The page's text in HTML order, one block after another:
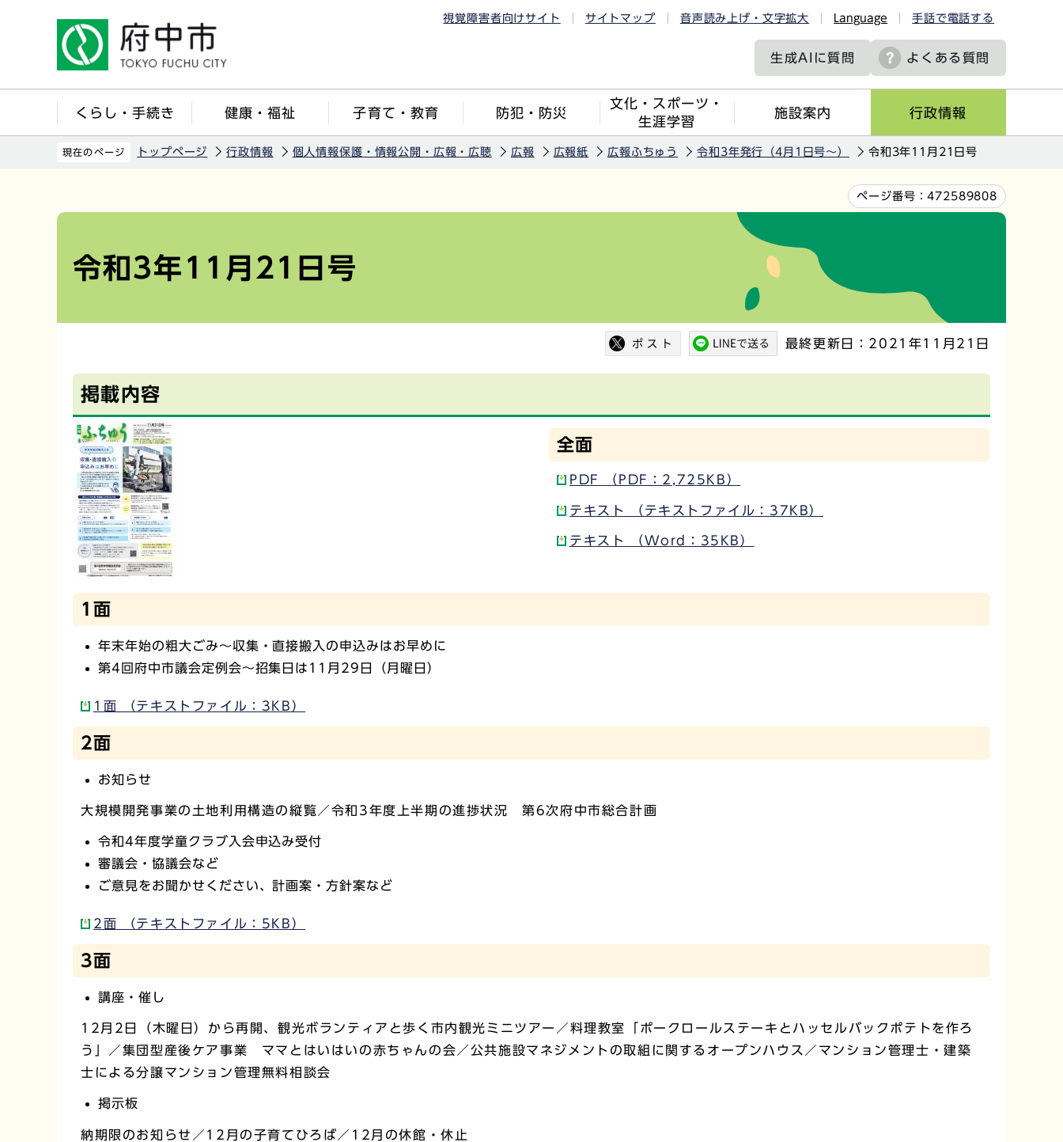
視覚障害者向けサイト サイトマップ 音声読み上げ・文字拡大 Language 手話で電話する
生成AIに質問 よくある質問
くらし・手続き 健康・福祉 子育て・教育 防犯・防災
文化・スポーツ・
生涯学習
施設案内 行政情報
現在のページ トップページ 行政情報 個人情報保護・情報公開・広報・広聴 広報 広報紙 広報ふちゅう 令和3年発行（4月1日号～） 令和3年11月21日号
ページ番号：472589808
令和3年11月21日号
最終更新日：2021年11月21日
掲載内容
全面
PDF （PDF：2,725KB）
テキスト （テキストファイル：37KB）
テキスト （Word：35KB）
1面
年末年始の粗大ごみ～収集・直接搬入の申込みはお早めに
第4回府中市議会定例会～招集日は11月29日（月曜日）
1面 （テキストファイル：3KB）
2面
お知らせ
大規模開発事業の土地利用構造の縦覧／令和3年度上半期の進捗状況 第6次府中市総合計画
令和4年度学童クラブ入会申込み受付
審議会・協議会など
ご意見をお聞かせください、計画案・方針案など
2面 （テキストファイル：5KB）
3面
講座・催し
12月2日（木曜日）から再開、観光ボランティアと歩く市内観光ミニツアー／料理教室「ポークロールステーキとハッセルバックポテトを作ろ
う」／集団型産後ケア事業 ママとはいはいの赤ちゃんの会／公共施設マネジメントの取組に関するオープンハウス／マンション管理士・建築
士による分譲マンション管理無料相談会
掲示板
納期限のお知らせ／12月の子育てひろば／12月の休館・休止